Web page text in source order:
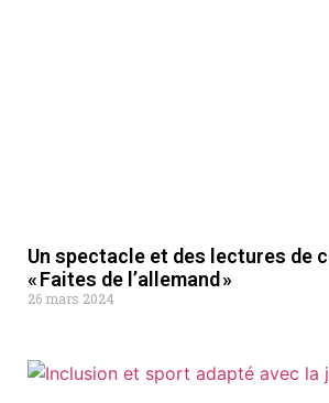
Un spectacle et des lectures de
« Faites de l’allemand »
26 mars 2024